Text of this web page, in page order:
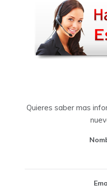
Quieres saber mas